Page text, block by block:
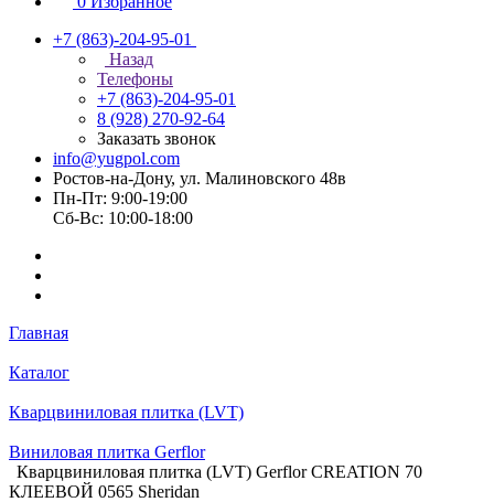
+7 (863)-204-95-01
Назад
Телефоны
+7 (863)-204-95-01
8 (928) 270-92-64
Заказать звонок
info@yugpol.com
Ростов-на-Дону, ул. Малиновского 48в
Пн-Пт: 9:00-19:00
Cб-Вс: 10:00-18:00
Главная
Каталог
Кварцвиниловая плитка (LVT)
Виниловая плитка Gerflor
Кварцвиниловая плитка (LVT) Gerflor CREATION 70
КЛЕЕВОЙ 0565 Sheridan